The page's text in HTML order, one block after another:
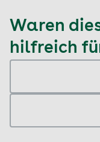
Waren
hilfreich